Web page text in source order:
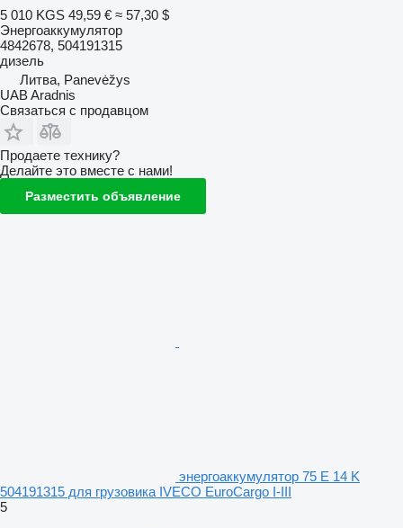
5 010 KGS 49,59 € ≈ 57,30 $
Энергоаккумулятор
4842678, 504191315
дизель
Литва, Panevėžys
UAB Aradnis
Связаться с продавцом
Продаете технику?
Делайте это вместе с нами!
Разместить объявление
энергоаккумулятор 75 E 14 K
504191315 для грузовика IVECO EuroCargo I-III
5